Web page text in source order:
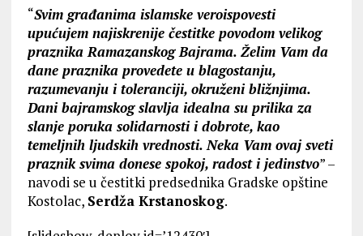
“Svim građanima islamske veroispovesti
upućujem najiskrenije čestitke povodom velikog
praznika Ramazanskog Bajrama. Želim Vam da
dane praznika provedete u blagostanju,
razumevanju i toleranciji, okruženi bližnjima.
Dani bajramskog slavlja idealna su prilika za
slanje poruka solidarnosti i dobrote, kao
temeljnih ljudskih vrednosti. Neka Vam ovaj sveti
praznik svima donese spokoj, radost i jedinstvo” –
navodi se u čestitki predsednika Gradske opštine
Kostolac, Serdža Krstanoskog.